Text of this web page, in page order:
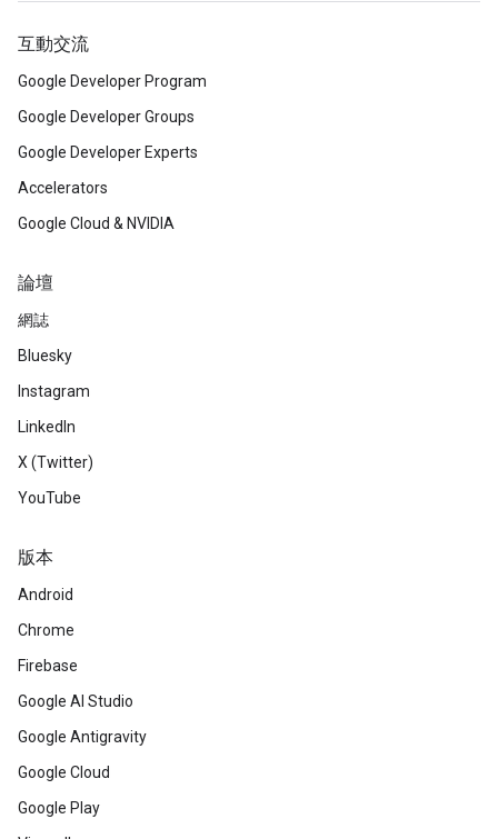
互動交流
Google Developer Program
Google Developer Groups
Google Developer Experts
Accelerators
Google Cloud & NVIDIA
論壇
網誌
Bluesky
Instagram
LinkedIn
X (Twitter)
YouTube
版本
Android
Chrome
Firebase
Google AI Studio
Google Antigravity
Google Cloud
Google Play